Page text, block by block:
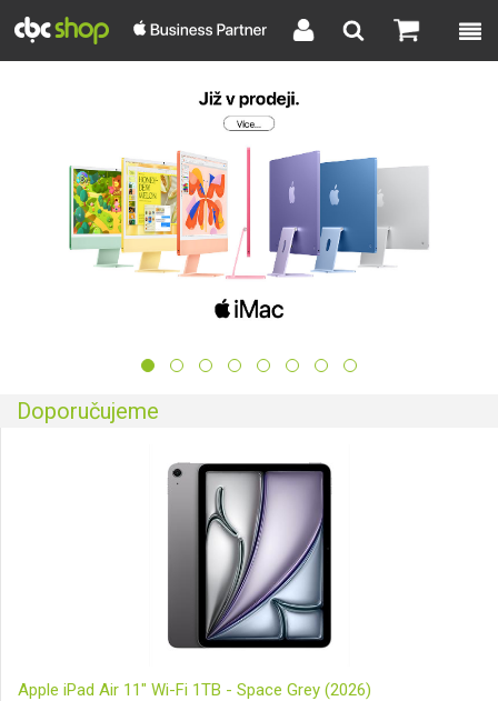
Doporučujeme
Apple iPad Air 11" Wi-Fi 1TB - Space Grey (2026)